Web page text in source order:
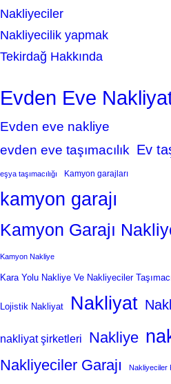
Nakliyeciler
Nakliyecilik yapmak
Tekirdağ Hakkında
Evden Eve
Evden eve nakliye
evden eve taşımacılık Ev
eşya taşımacılığı Kamyon garajları
kamyon garajı
Kamyon Garajı
Kamyon Nakliye
Kara Yolu Nakliye Ve Nakliyeciler
Lojistik Nakliyat Nakliyat
nakliyat şirketleri Nakliye
Nakliyeciler Garajı Nakliyeciler